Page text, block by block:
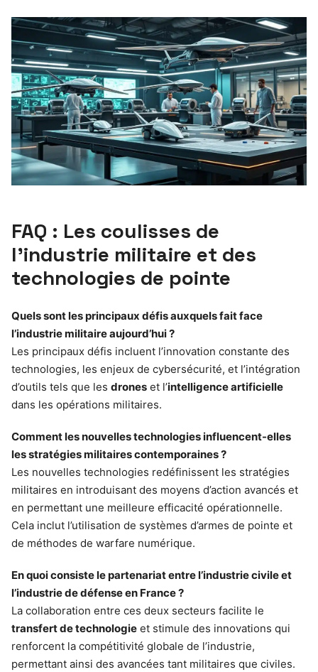
FAQ : Les coulisses de
l’industrie militaire et des
technologies de pointe
Quels sont les principaux défis auxquels fait face
l’industrie militaire aujourd’hui ?
Les principaux défis incluent l’innovation constante des
technologies, les enjeux de cybersécurité, et l’intégration
d’outils tels que les drones et l’intelligence artificielle
dans les opérations militaires.
Comment les nouvelles technologies influencent-elles
les stratégies militaires contemporaines ?
Les nouvelles technologies redéfinissent les stratégies
militaires en introduisant des moyens d’action avancés et
en permettant une meilleure efficacité opérationnelle.
Cela inclut l’utilisation de systèmes d’armes de pointe et
de méthodes de warfare numérique.
En quoi consiste le partenariat entre l’industrie civile et
l’industrie de défense en France ?
La collaboration entre ces deux secteurs facilite le
transfert de technologie et stimule des innovations qui
renforcent la compétitivité globale de l’industrie,
permettant ainsi des avancées tant militaires que civiles.